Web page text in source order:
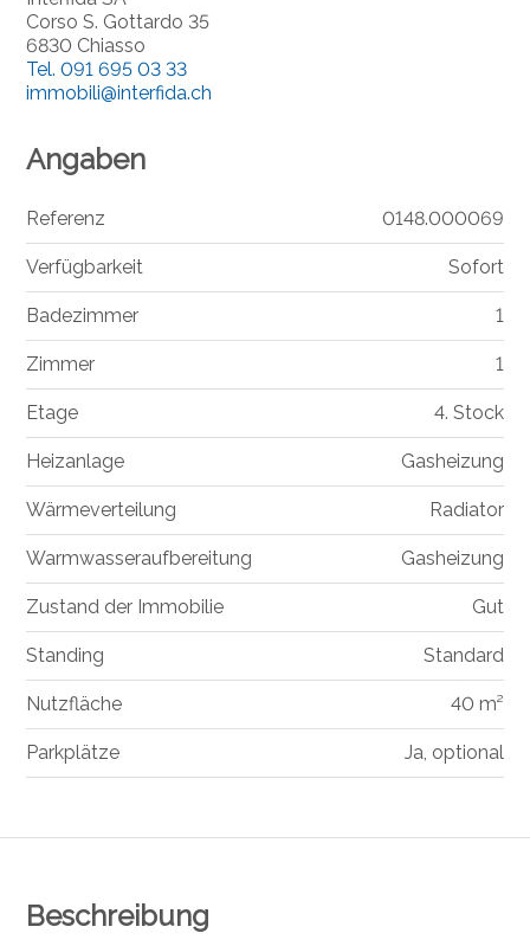
Beschreibung
Corso S. Gottardo 35
6830 Chiasso
Tel.091 695 03 33
immobili@interfida.ch
Angaben
Referenz 0148.000069
Verfügbarkeit Sofort
Badezimmer 1
Zimmer 1
Etage 4. Stock
Heizanlage Gasheizung
Wärmeverteilung Radiator
Warmwasseraufbereitung Gasheizung
Zustand der Immobilie Gut
Standing Standard
Nutzfläche 40 m²
Parkplätze Ja, optional